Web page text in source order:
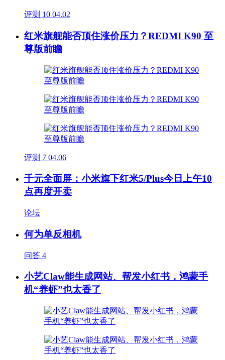
评测 10 04.02
红米旗舰能否顶住涨价压力？REDMI K90 至
尊版前瞻
评测 7 04.06
千元全面屏：小米旗下红米5/Plus今日上午10
点再度开卖
论坛
何为单反相机
问答 4
小艺Claw能生成网站、帮发小红书，鸿蒙手
机“养虾”也太香了